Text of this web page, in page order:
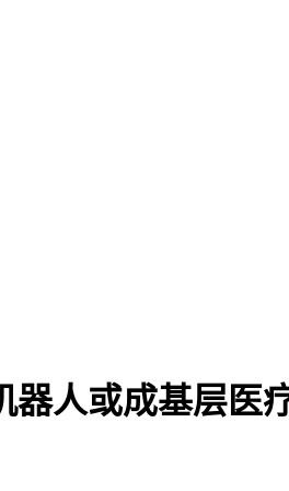
器人或成基层医